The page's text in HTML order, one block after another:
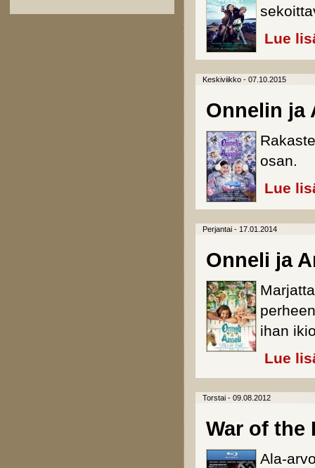
Lue
Keskiviikko - 07.10.2015
Onnelin ja
osan.
Lue
Perjantai - 17.01.2014
Onneli ja
ihan
Lue
Torstai - 09.08.2012
War of the
Ala-